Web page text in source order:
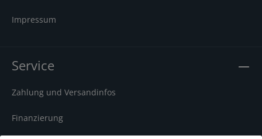
Impressum
Service
Zahlung und Versandinfos
Finanzierung